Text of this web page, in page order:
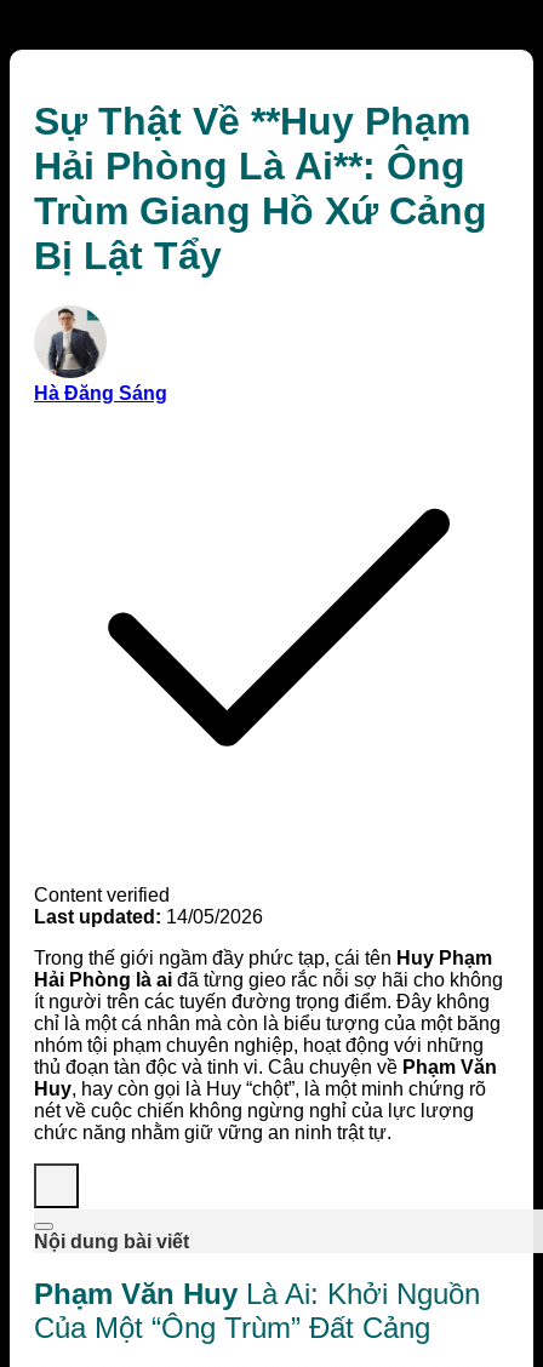
Sự Thật Về **Huy Phạm
Hải Phòng Là Ai**: Ông
Trùm Giang Hồ Xứ Cảng
Bị Lật Tẩy
Hà Đăng Sáng
Content verified
Last updated: 14/05/2026
Trong thế giới ngầm đầy phức tạp, cái tên Huy Phạm
Hải Phòng là ai đã từng gieo rắc nỗi sợ hãi cho không
ít người trên các tuyến đường trọng điểm. Đây không
chỉ là một cá nhân mà còn là biểu tượng của một băng
nhóm tội phạm chuyên nghiệp, hoạt động với những
thủ đoạn tàn độc và tinh vi. Câu chuyện về Phạm Văn
Huy, hay còn gọi là Huy “chột”, là một minh chứng rõ
nét về cuộc chiến không ngừng nghỉ của lực lượng
chức năng nhằm giữ vững an ninh trật tự.
Nội dung bài viết
Phạm Văn Huy Là Ai: Khởi Nguồn
Của Một “Ông Trùm” Đất Cảng